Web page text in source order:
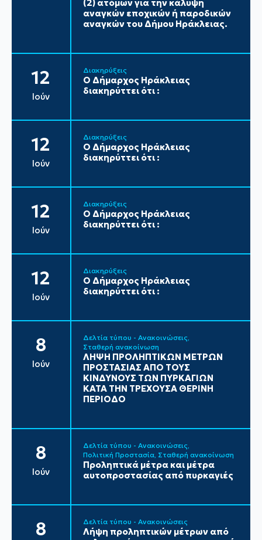
(2) ατόμων για την κάλυψη
αναγκών εποχικών ή παροδικών
αναγκών του Δήμου Ηράκλειας.
12
Ιούν
Διακηρύξεις
Ο Δήμαρχος Ηράκλειας
διακηρύττει ότι :
12
Ιούν
Διακηρύξεις
Ο Δήμαρχος Ηράκλειας
διακηρύττει ότι :
12
Ιούν
Διακηρύξεις
Ο Δήμαρχος Ηράκλειας
διακηρύττει ότι :
12
Ιούν
Διακηρύξεις
Ο Δήμαρχος Ηράκλειας
διακηρύττει ότι :
8
Ιούν
Δελτία τύπου - Ανακοινώσεις
Σταθερή ανακοίνωση
ΛΗΨΗ ΠΡΟΛΗΠΤΙΚΩΝ ΜΕΤΡΩΝ
ΠΡΟΣΤΑΣΙΑΣ ΑΠΟ ΤΟΥΣ
ΚΙΝΔΥΝΟΥΣ ΤΩΝ ΠΥΡΚΑΓΙΩΝ
ΚΑΤΑ ΤΗΝ ΤΡΕΧΟΥΣΑ ΘΕΡΙΝΗ
ΠΕΡΙΟΔΟ
8
Ιούν
Δελτία τύπου - Ανακοινώσεις
Πολιτική Προστασία Σταθερή ανακοίνωση
Προληπτικά μέτρα και μέτρα
αυτοπροστασίας από πυρκαγιές
8 Δελτία τύπου - Ανακοινώσεις
Λήψη προληπτικών μέτρων από